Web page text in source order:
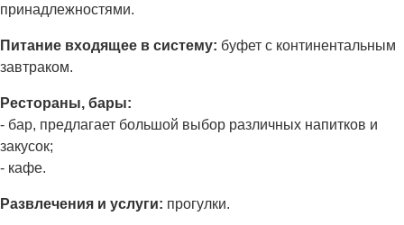
принадлежностями.
Питание входящее в систему: буфет с континентальным
завтраком.
Рестораны, бары:
- бар, предлагает большой выбор различных напитков и
закусок;
- кафе.
Развлечения и услуги: прогулки.